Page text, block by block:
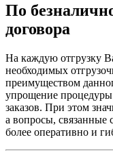
По
договора
На каждую отгрузку
необходимых
преимуществом
упрощение
заказов. При этом
а вопросы, связанные
более оперативно и